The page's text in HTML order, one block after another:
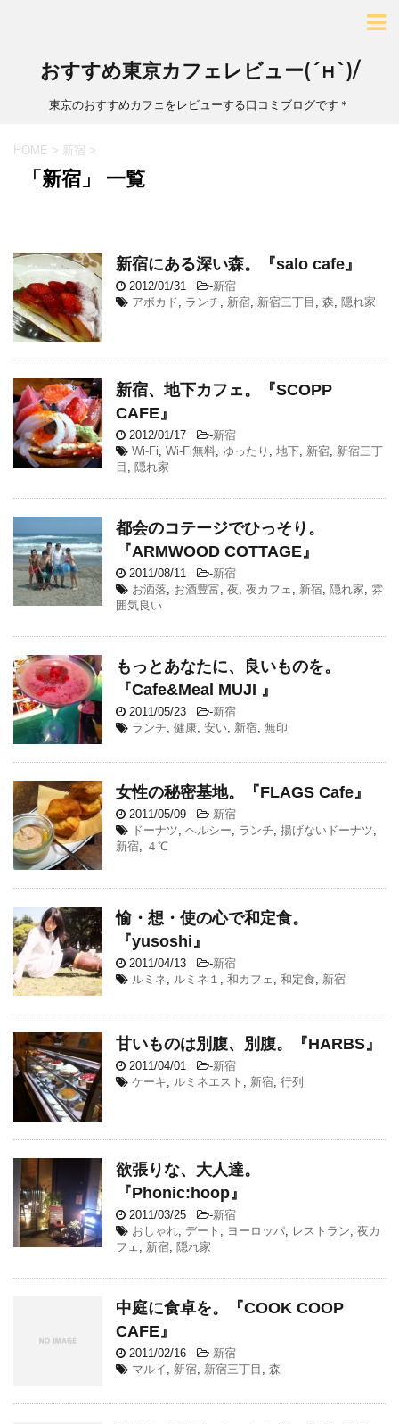
おすすめ東京カフェレビュー(´н`)/
東京のおすすめカフェをレビューする口コミブログです＊
HOME > 新宿 >
「新宿」 一覧
新宿にある深い森。『salo cafe』
2012/01/31 -新宿
アボカド, ランチ, 新宿, 新宿三丁目 , 森, 隠れ家
新宿、地下カフェ。『SCOPP
CAFE』
2012/01/17 -新宿
Wi-Fi, Wi-Fi無料, ゆったり , 地下, 新宿, 新宿三丁
目 , 隠れ家
都会のコテージでひっそり。
『ARMWOOD COTTAGE』
2011/08/11 -新宿
お洒落, お酒豊富, 夜, 夜カフェ , 新宿, 隠れ家, 雰
囲気良い
もっとあなたに、良いものを。
『Cafe&Meal MUJI 』
2011/05/23 -新宿
ランチ, 健康, 安い, 新宿, 無印
女性の秘密基地。『FLAGS Cafe』
2011/05/09 -新宿
ドーナツ, ヘルシー, ランチ, 揚げないドーナツ,
新宿, ４℃
愉・想・使の心で和定食。
『yusoshi』
2011/04/13 -新宿
ルミネ, ルミネ１ , 和カフェ , 和定食, 新宿
甘いものは別腹、別腹。『HARBS』
2011/04/01 -新宿
ケーキ, ルミネエスト , 新宿, 行列
欲張りな、大人達。
『Phonic:hoop』
2011/03/25 -新宿
おしゃれ, デート , ヨーロッパ, レストラン, 夜カ
フェ , 新宿, 隠れ家
中庭に食卓を。『COOK COOP
CAFE』
2011/02/16 -新宿
マルイ , 新宿, 新宿三丁目 , 森